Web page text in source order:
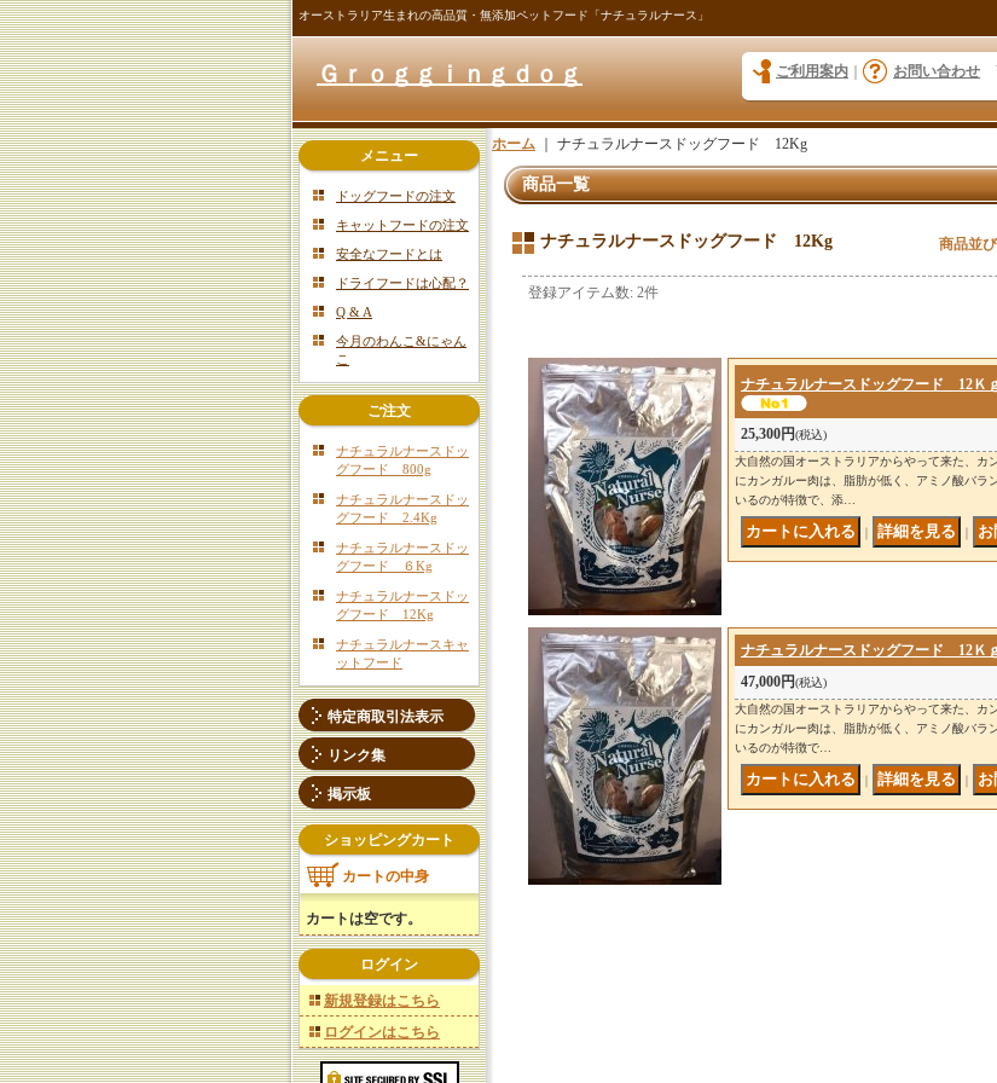
オーストラリア生まれの高品質・無添加ペットフード「ナチュラルナース」
Ｇｒｏｇｇｉｎｇｄｏｇ ご利用案内 お問い合わせ
メニュー
ドッグフードの注文
キャットフードの注文
安全なフードとは
ドライフードは心配？
Q & A
今月のわんこ&にゃん
こ
ご注文
ナチュラルナースドッ
グフード 800g
ナチュラルナースドッ
グフード 2.4Kg
ナチュラルナースドッ
グフード ６Kg
ナチュラルナースドッ
グフード 12Kg
ナチュラルナースキャ
ットフード
特定商取引法表示
リンク集
掲示板
ショッピングカート
カートの中身
カートは空です。
ログイン
新規登録はこちら
ログインはこちら
ホーム ナチュラルナースドッグフード 12Kg
商品一覧
ナチュラルナースドッグフード 12Kg 商品並
登録アイテム数: 2件
ナチュラルナースドッグフード 12Ｋ
25,300円(税込)
大自然の国オーストラリアからやって来た、カ
にカンガルー肉は、脂肪が低く、アミノ酸バラ
いるのが特徴で、添…
｜ ｜
ナチュラルナースドッグフード 12Ｋ
47,000円(税込)
大自然の国オーストラリアからやって来た、カ
にカンガルー肉は、脂肪が低く、アミノ酸バラ
いるのが特徴で…
｜ ｜